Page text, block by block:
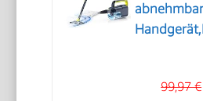
99,97 €